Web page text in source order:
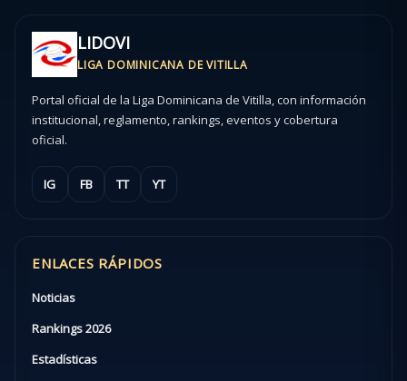
LIDOVI
LIGA DOMINICANA DE VITILLA
Portal oficial de la Liga Dominicana de Vitilla, con información
institucional, reglamento, rankings, eventos y cobertura
oficial.
IG FB TT YT
ENLACES RÁPIDOS
Noticias
Rankings 2026
Estadísticas